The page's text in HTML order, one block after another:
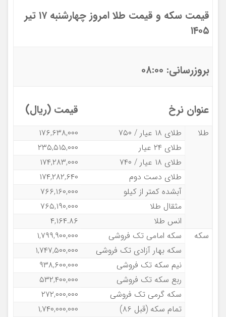
قیمت سکه و قیمت طلا امروز چهارشنبه ۱۷ تیر
۱۴۰۵
بروزرسانی: ۰۸:۰۰
عنوان نرخ قیمت (ریال)
طلا طلای ۱۸ عیار / ۷۵۰
۱۷۶,۶۳۸,۰۰۰
طلای ۲۴ عیار
۲۳۵,۵۱۵,۰۰۰
طلای ۱۸ عیار / ۷۴۰
۱۷۴,۲۸۳,۰۰۰
طلای دست دوم
۱۷۴,۲۸۲,۶۴۰
آبشده کمتر از کیلو
۷۶۶,۱۶۰,۰۰۰
مثقال طلا
۷۶۵,۱۹۰,۰۰۰
انس طلا
۴,۱۶۴.۸۶
سکه
سکه امامی تک فروشی
۱,۷۹۹,۹۰۰,۰۰۰
سکه بهار آزادی تک فروشی
۱,۷۴۷,۵۰۰,۰۰۰
نیم سکه تک فروشی
۹۳۸,۶۰۰,۰۰۰
ربع سکه تک فروشی
۵۳۲,۴۰۰,۰۰۰
سکه گرمی تک فروشی
۲۷۲,۰۰۰,۰۰۰
تمام سکه (قبل ۸۶)
۱,۷۴۰,۰۰۰,۰۰۰